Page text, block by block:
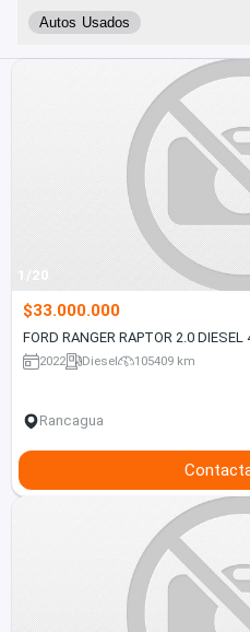
Autos Usados
1/20
$33.000.000
FORD RANGER RAPTOR 2.0 DIESEL
2022 Diesel 105409 km
Rancagua